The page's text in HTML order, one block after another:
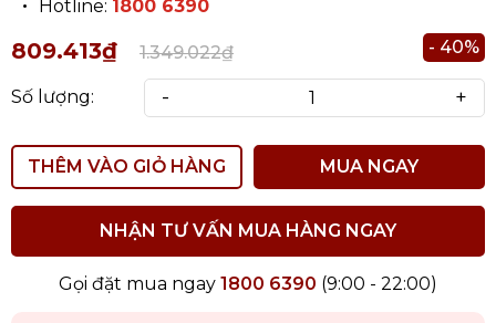
Hotline: 1800 6390
809.413₫ 1.349.022₫ - 40%
Số lượng: - +
THÊM VÀO GIỎ HÀNG MUA NGAY
NHẬN TƯ VẤN MUA HÀNG NGAY
Gọi đặt mua ngay 1800 6390 (9:00 - 22:00)